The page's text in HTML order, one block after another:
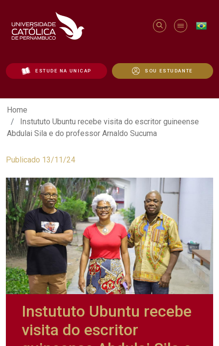
ESTUDE NA UNICAP SOU ESTUDANTE
Instututo Ubuntu recebe visita do
Home
Instututo Ubuntu recebe visita do escritor guineense
Abdulai Sila e do professor Arnaldo Sucuma
Publicado 13/11/24
Instututo Ubuntu recebe
visita do escritor